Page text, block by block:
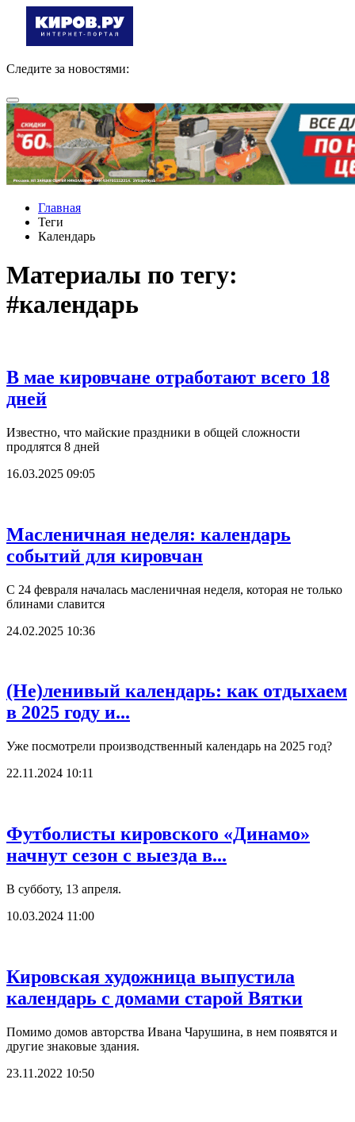
Следите за новостями:
Главная
Теги
Календарь
Материалы по тегу:
#календарь
В мае кировчане отработают всего 18
дней
Известно, что майские праздники в общей сложности
продлятся 8 дней
16.03.2025 09:05
Масленичная неделя: календарь
событий для кировчан
С 24 февраля началась масленичная неделя, которая не только
блинами славится
24.02.2025 10:36
(Не)ленивый календарь: как отдыхаем
в 2025 году и...
Уже посмотрели производственный календарь на 2025 год?
22.11.2024 10:11
Футболисты кировского «Динамо»
начнут сезон с выезда в...
В субботу, 13 апреля.
10.03.2024 11:00
Кировская художница выпустила
календарь с домами старой Вятки
Помимо домов авторства Ивана Чарушина, в нем появятся и
другие знаковые здания.
23.11.2022 10:50